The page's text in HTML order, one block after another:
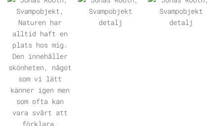
ÖPPNA GALLERI ÖPPNA GALLERI